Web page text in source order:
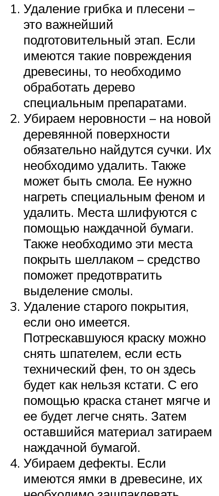
Удаление грибка и плесени –
это важнейший
подготовительный этап. Если
имеются такие повреждения
древесины, то необходимо
обработать дерево
специальным препаратами.
Убираем неровности – на новой
деревянной поверхности
обязательно найдутся сучки. Их
необходимо удалить. Также
может быть смола. Ее нужно
нагреть специальным феном и
удалить. Места шлифуются с
помощью наждачной бумаги.
Также необходимо эти места
покрыть шеллаком – средство
поможет предотвратить
выделение смолы.
Удаление старого покрытия,
если оно имеется.
Потрескавшуюся краску можно
снять шпателем, если есть
технический фен, то он здесь
будет как нельзя кстати. С его
помощью краска станет мягче и
ее будет легче снять. Затем
оставшийся материал затираем
наждачной бумагой.
Убираем дефекты. Если
имеются ямки в древесине, их